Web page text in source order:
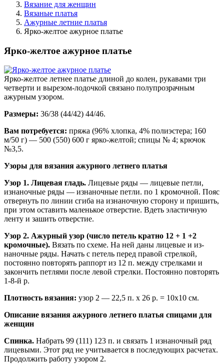
Вязание для женщин
Вязаные платья
Ажурные летние платья
Ярко-желтое ажурное платье
Ярко-желтое ажурное платье
Ярко-желтое летнее платье длиной до колен, рукавами три
четверти и вырезом-лодочкой связано полупрозрачным
ажурным узором.
Размеры: 36/38 (44/42) 44/46.
Вам потребуется: пряжа (96% хлопка, 4% полиэстера; 160
м/50 г) — 500 (550) 600 г ярко-желтой; спицы № 4; крючок
№3,5.
Узоры для вязания ажурного летнего платья
Узор 1. Лицевая гладь. Лицевые ряды — лицевые петли,
изнаночные ряды — изнаночные петли. по 1 кромочной. Пояс
отвернуть по линии сгиба на изнаночную сторону и пришить,
при этом оставить маленькое отверстие. Вдеть эластичную
ленту и зашить отверстие.
Узор 2. Ажурный узор (число петель кратно 12 + 1 +2
кромочные). Вязать по схеме. На ней даны лицевые и из-
наночные ряды. Начать с петель перед правой стрелкой,
постоянно повторять раппорт из 12 п. между стрелками и
закончить петлями после левой стрелки. Постоянно повторять
1-8-й р.
Плотность вязания: узор 2 — 22,5 п. х 26 р. = 10x10 см.
Описание вязания ажурного летнего платья спицами для
женщин
Спинка. Набрать 99 (111) 123 п. и связать 1 изнаночный ряд
лицевыми. Этот ряд не учитывается в последующих расчетах.
Продолжить работу узором 2.